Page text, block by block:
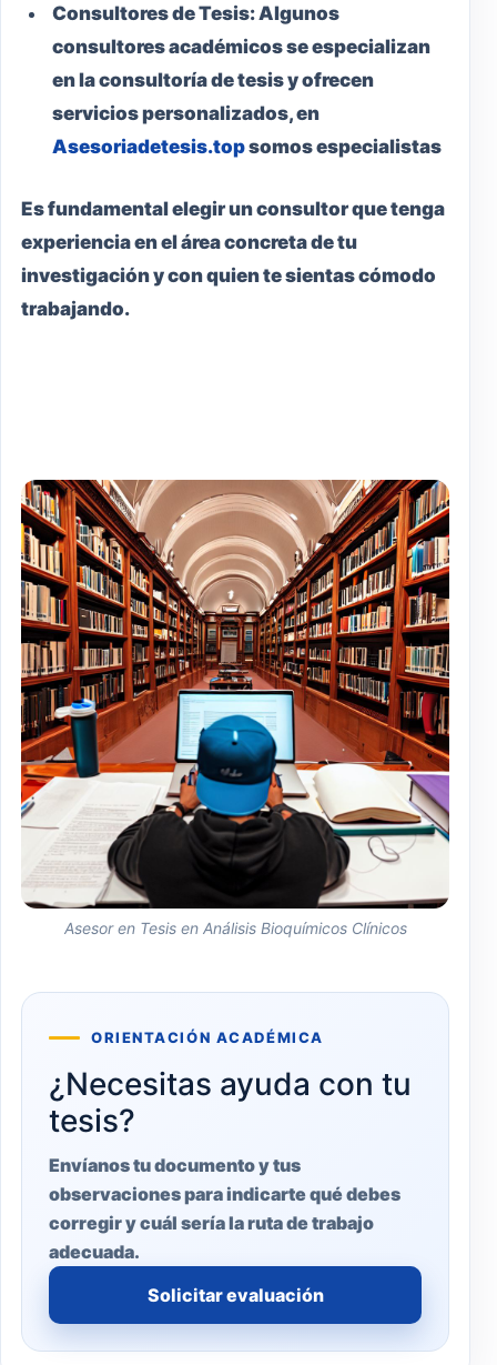
Consultores de Tesis:Algunos
consultores académicos se especializan
en la consultoría de tesis y ofrecen
servicios personalizados, en
Asesoriadetesis.topsomos especialistas
Es fundamental elegir un consultor que tenga
experiencia en el área concreta de tu
investigación y con quien te sientas cómodo
trabajando.
Asesor en Tesis en Análisis Bioquímicos Clínicos
ORIENTACIÓN ACADÉMICA
¿Necesitas ayuda con tu
tesis?
Envíanos tu documento y tus
observaciones para indicarte qué debes
corregir y cuál sería la ruta de trabajo
adecuada.
Solicitar evaluación